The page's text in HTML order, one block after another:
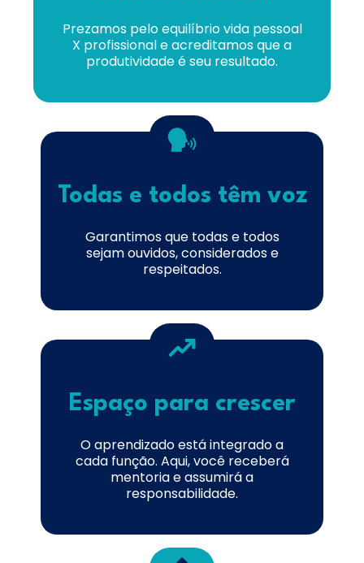
Todas e todos têm voz
Garantimos que todas e todos
sejam ouvidos, considerados e
respeitados.
Espaço para crescer
O aprendizado está integrado a
cada função. Aqui, você receberá
mentoria e assumirá a
responsabilidade.
Prezamos pelo equilíbrio vida pessoal
X profissional e acreditamos que a
produtividade é seu resultado.